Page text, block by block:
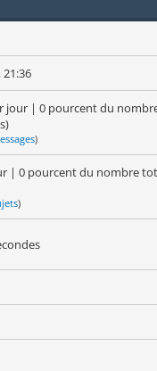
21:36
jour | 0 pourcent du
)
| 0 pourcent du nombre
)